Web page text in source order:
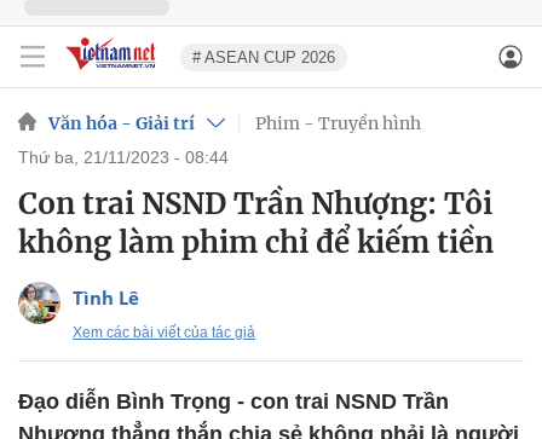
# ASEAN CUP 2026
Văn hóa - Giải trí Phim - Truyền hình
thứ ba, 21/11/2023 - 08:44
Con trai NSND Trần Nhượng: Tôi
không làm phim chỉ để kiếm tiền
Tình Lê
Xem các bài viết của tác giả
Đạo diễn Bình Trọng - con trai NSND Trần
Nhượng thẳng thắn chia sẻ không phải là người